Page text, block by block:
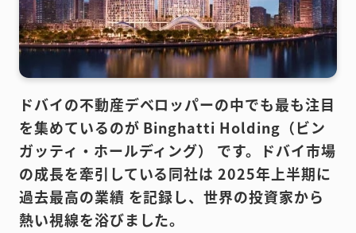
ドバイの不動産デベロッパーの中でも最も注目
を集めているのが Binghatti Holding（ビン
ガッティ・ホールディング） です。ドバイ市場
の成長を牽引している同社は 2025年上半期に
過去最高の業績 を記録し、世界の投資家から
熱い視線を浴びました。